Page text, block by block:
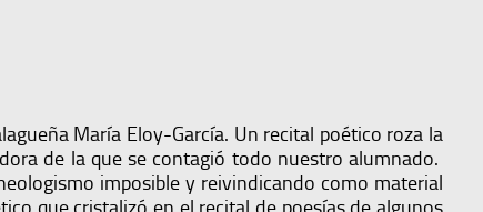
María Eloy-García. Un recital poético roza la
de la que se contagió todo nuestro alumnado.
imposible y reivindicando como material
que cristalizó en el recital de poesías de algunos